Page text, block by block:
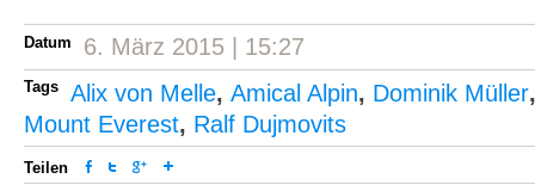
Datum 6. März 2015 | 15:27
Tags Alix von Melle, Amical Alpin, Dominik Müller
Mount Everest, Ralf Dujmovits
Teilen